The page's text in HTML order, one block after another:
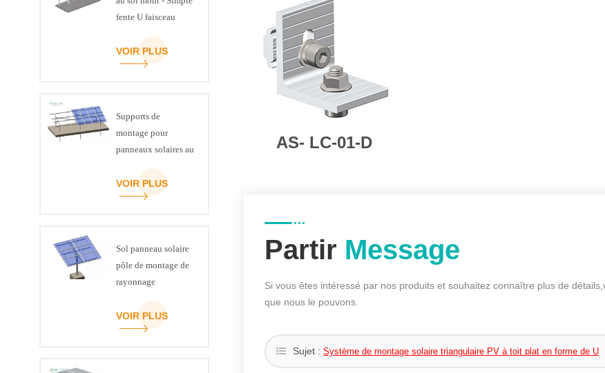
AS- LC-01-D
Partir Message
Si vous êtes intéressé par nos produits et souhaitez connaître plus de
que nous le pouvons.
Sujet : Système de montage solaire triangulaire PV à toit plat en forme de U
fente U faisceau
VOIR PLUS
Supports de
montage pour
panneaux solaires au
ART SIGN
VOIR PLUS
Sol panneau solaire
pôle de montage de
rayonnage
VOIR PLUS